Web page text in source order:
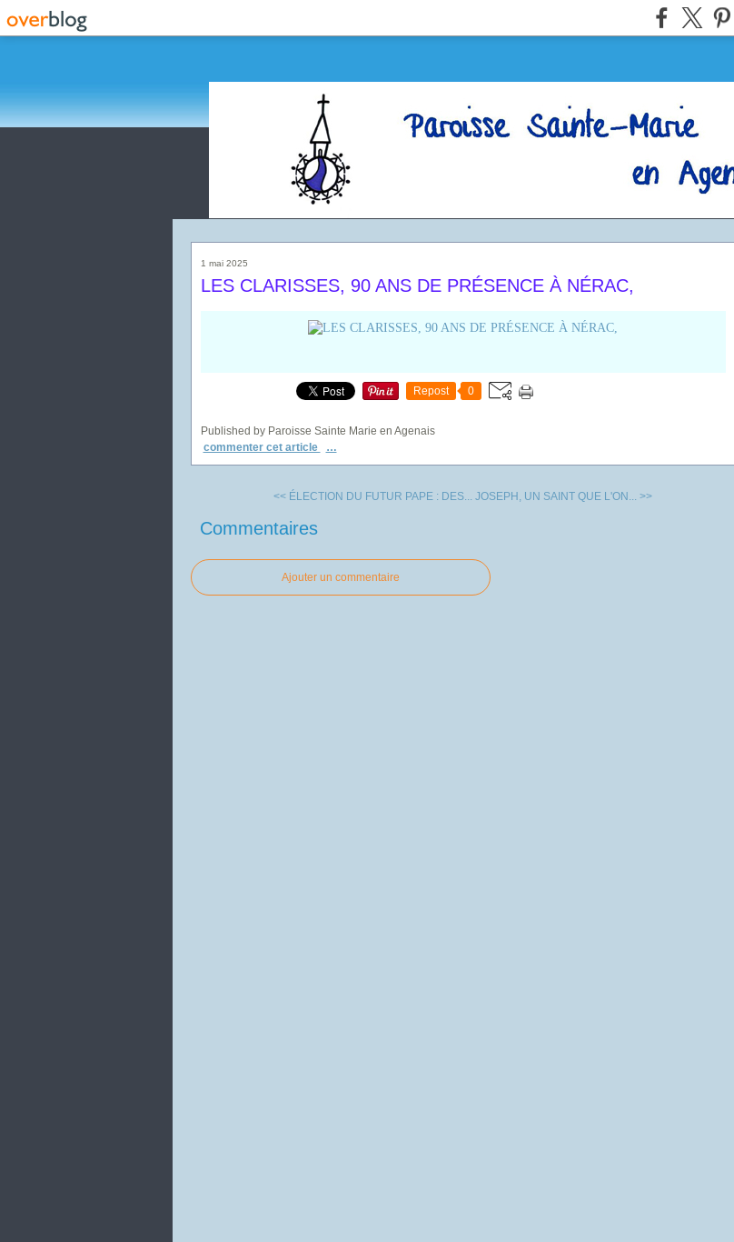
1 mai 2025
LES CLARISSES, 90 ANS DE PRÉSENCE À NÉRAC,
Repost 0
Published by Paroisse Sainte Marie en Agenais
commenter cet article
…
<< ÉLECTION DU FUTUR PAPE : DES... JOSEPH, UN SAINT QUE L'ON... >>
Commentaires
Ajouter un commentaire